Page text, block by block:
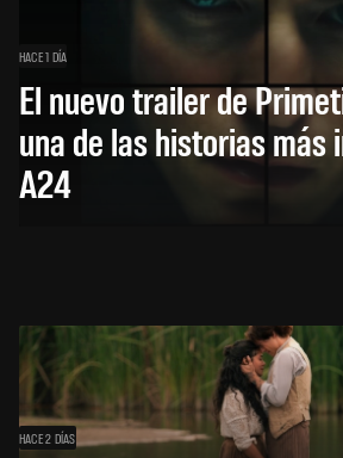
HACE 1 DÍA
El nuevo trailer de
una de las historias más
A24
HACE 2 DÍAS